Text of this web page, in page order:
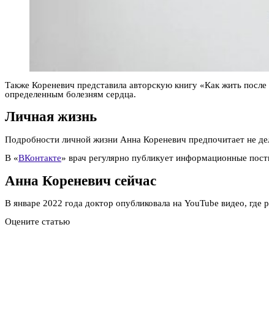
Также Кореневич представила авторскую книгу «Как жить
определенным болезням сердца.
Личная жизнь
Подробности личной жизни Анна Кореневич предпочитает не
В «ВКонтакте» врач регулярно публикует информационные
Анна Кореневич сейчас
В январе 2022 года доктор опубликовала на YouTube видео,
Оцените статью